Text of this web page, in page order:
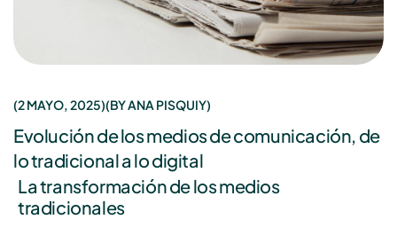
2 MAYO, 2025 BYANA PISQUIY
Evolución de los medios de comunicación, de
lo tradicional a lo digital
La transformación de los medios
tradicionales